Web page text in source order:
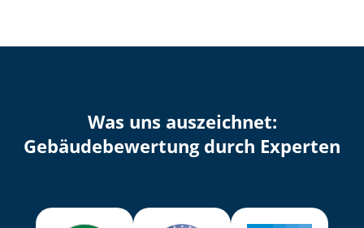
Was uns auszeichnet:
Ge­bäu­de­be­wer­tung durch Experten